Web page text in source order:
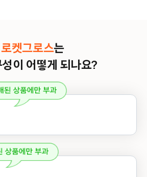
로켓그로스는
이 어떻게 되나요?